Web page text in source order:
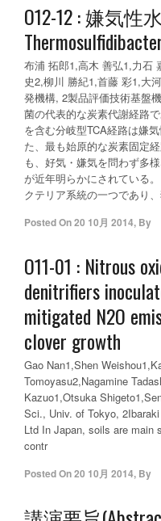
O12-12 : 嫌気
布浦 拓郎1,高木 善弘1,力石
史2,柳川 勝紀1,首藤 彩1,大
発機構, 2製品評価技術基盤
菌の代表的な炭素代謝経路
を含む分岐型TCA経路は嫌
た、最も始原的な炭素固定
も、好気・嫌気を問わず多
が近年明らかにされている
クテリア系統の一つであり
Posted On20 10月 2014, By
O11-01 : Nitrous
denitrifiers
mitigated N2O
clover growth
Gao Nan1,Shen
Tomoyasu2,Nagamine
Kazuo1,Otsuka
Sci., Univ. of Tokyo,
Ltd In Japan, soils are main
contr
Posted On20 10月 2014, By